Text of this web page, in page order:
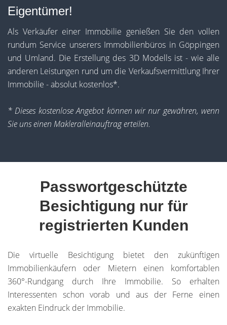
Eigentümer!
Als Verkäufer einer Immobilie genießen Sie den vollen
rundum Service unserers Immobilienbüros in Göppingen
und Umland. Die Erstellung des 3D Modells ist - wie alle
anderen Leistungen rund um die Verkaufsvermittlung Ihrer
Immobilie - absolut kostenlos*.
* Dieses kostenlose Angebot können wir nur gewähren, wenn
Sie uns einen Makleralleinauftrag erteilen.
Passwortgeschützte
Besichtigung nur für
registrierten Kunden
Die virtuelle Besichtigung bietet den zukünftigen
Immobilienkäufern oder Mietern einen komfortablen
360°-Rundgang durch Ihre Immobilie. So erhalten
Interessenten schon vorab und aus der Ferne einen
exakten Eindruck der Immobilie.